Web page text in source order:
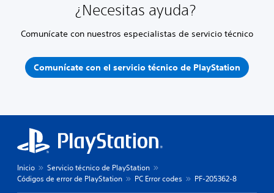
¿Necesitas ayuda?
Comunícate con nuestros especialistas de servicio técnico
Comunícate con el servicio técnico de PlayStation
Inicio
Servicio técnico de PlayStation
Códigos de error de PlayStation
PC Error codes PF-205362-8